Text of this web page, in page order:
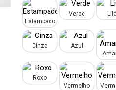
Estampado
Verde
Cinza
Azul
Roxo
Vermelho